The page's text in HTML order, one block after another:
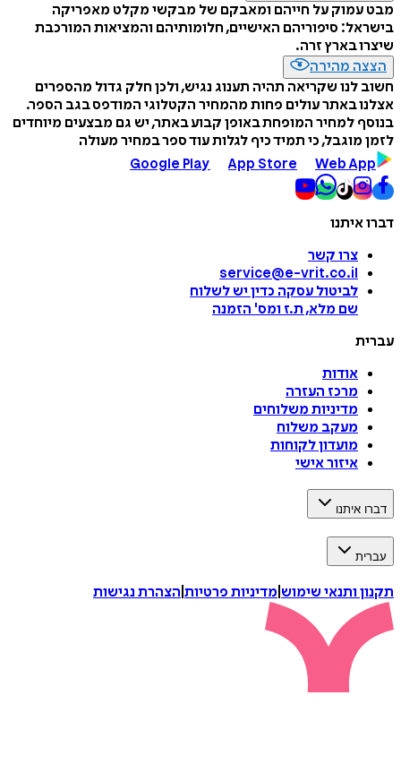
מבט עמוק על חייהם ומאבקם של מבקשי מקלט מאפריקה
בישראל: סיפוריהם האישיים, חלומותיהם והמציאות המורכבת
שיצרו בארץ זרה.
הצצה מהירה
חשוב לנו שקריאה תהיה תענוג נגיש, ולכן חלק גדול מהספרים
אצלנו באתר עולים פחות מהמחיר הקטלוגי המודפס בגב הספר.
בנוסף למחיר המופחת באופן קבוע באתר, יש גם מבצעים מיוחדים
לזמן מוגבל, כי תמיד כיף לגלות עוד ספר במחיר מעולה
Google Play
App Store Web App
דברו איתנו
צרו קשר
service@e-vrit.co.il
לביטול עסקה כדין יש לשלוח
שם מלא, ת.ז ומס' הזמנה
עברית
אודות
מרכז העזרה
מדיניות משלוחים
מעקב משלוח
מועדון לקוחות
איזור אישי
דברו איתנו
עברית
תקנון ותנאי שימוש מדיניות פרטיות הצהרת נגישות